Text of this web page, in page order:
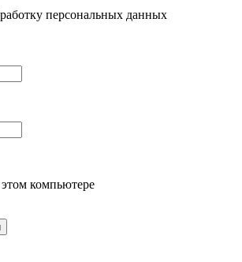
персональных данных
компьютере